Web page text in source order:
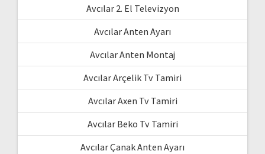
Avcılar 2. El Televizyon
Avcılar Anten Ayarı
Avcılar Anten Montaj
Avcılar Arçelik Tv Tamiri
Avcılar Axen Tv Tamiri
Avcılar Beko Tv Tamiri
Avcılar Çanak Anten Ayarı